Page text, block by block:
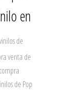
en
de
venta de
compra
de Pop